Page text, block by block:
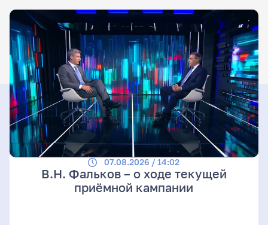
07.08.2026 / 14:02
В.Н. Фальков – о ходе текущей
приёмной кампании